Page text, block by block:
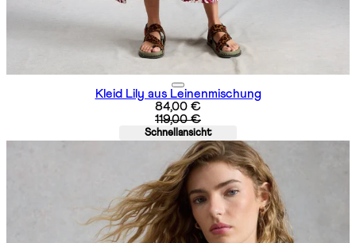
Kleid Lily aus Leinenmischung
Aktueller Preis: 84,00 €.
84,00 €
119,00 €
Schnellansicht